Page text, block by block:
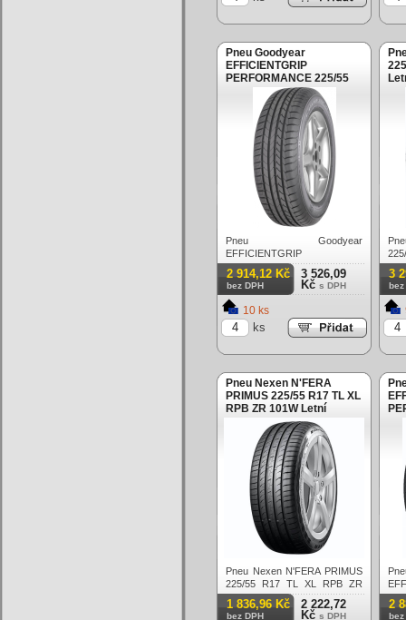
Pneu Goodyear
EFFICIENTGRIP
PERFORMANCE 225/55
R17 TL EVR 97Y Letní
Pneu Goodyear
EFFICIENTGRIP
PERFORMANCE 225/55 R17
TL EVR 97Y Letní
2 914,12 Kč
bez DPH
3 526,09
Kč s DPH
10 ks
ks
3
bez
Pneu Nexen N'FERA
PRIMUS 225/55 R17 TL XL
RPB ZR 101W Letní
Pneu Nexen N'FERA PRIMUS
225/55 R17 TL XL RPB ZR
101W Letní
1 836,96 Kč
bez DPH
2 222,72
Kč s DPH
2
bez